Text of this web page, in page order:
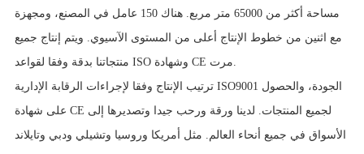
مساحة أكثر من 65000 متر مربع. هناك 150 عامل في المصنع، ومجهزة
مع اثنين من خطوط الإنتاج أعلى من المستوى الآسيوي. ويتم إنتاج جميع
منتجاتنا بدقة وفقا لقواعد ISO وشهادة CE مرت.
ترتيب الإنتاج وفقا لإجراءات الرقابة الإدارية ISO9001 الجودة، والحصول
على شهادة CE لجميع المنتجات. لدينا ورقة ورحب جيدا وتصديرها إلى
الأسواق في جميع أنحاء العالم. مثل أمريكا وروسيا وتشيلي ودبي وتايلاند